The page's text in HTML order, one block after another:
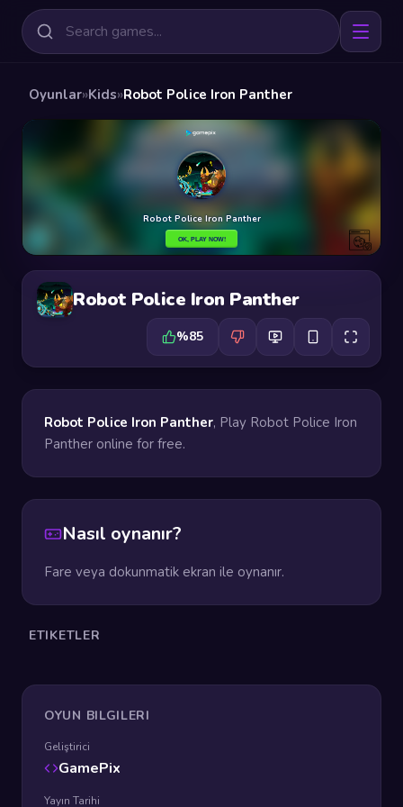
Oyunlar»Kids»Robot Police Iron Panther
Robot Police Iron Panther
%85
Robot Police Iron Panther, Play Robot Police Iron
Panther online for free.
Nasıl oynanır?
Fare veya dokunmatik ekran ile oynanır.
ETIKETLER
OYUN BILGILERI
Geliştirici
GamePix
Yayın Tarihi